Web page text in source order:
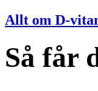
Allt om D-
Så får